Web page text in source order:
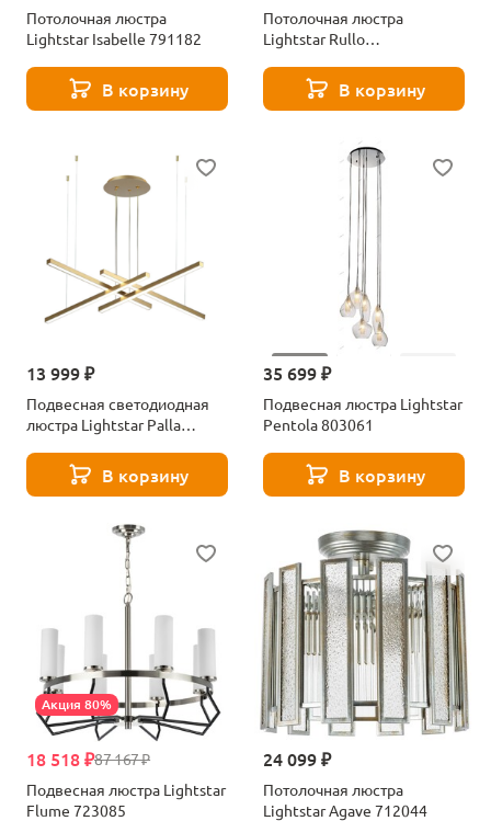
Потолочная люстра
Lightstar Isabelle 791182
В корзину
Потолочная люстра
Lightstar Rullo
LR718368
В корзину
13 999 ₽
Подвесная светодиодная
люстра Lightstar Palla
В корзину
35 699 ₽
Подвесная люстра Lightstar
Pentola 803061
В корзину
Акция 80%
87 167 ₽
18 518 ₽
Подвесная люстра Lightstar
Flume 723085
24 099 ₽
Потолочная люстра
Lightstar Agave 712044